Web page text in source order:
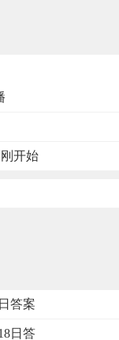
开始
答案
日答